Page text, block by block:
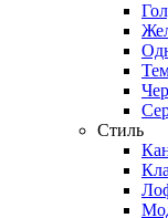
Стиль